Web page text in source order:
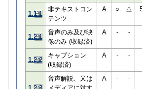
1.1.1
非テキストコン
テンツ
A ○ △
1.2.1
音声のみ及び映
像のみ (収録済)
A - -
1.2.2
キャプション
(収録済)
A - -
音声解説、又は
A - -